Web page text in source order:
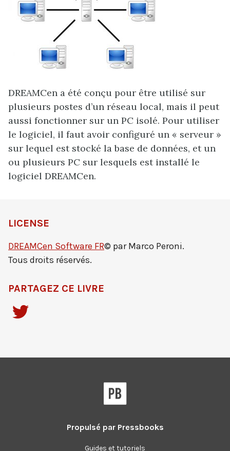
DREAMCen a été conçu pour être utilisé sur
plusieurs postes d’un réseau local, mais il peut
aussi fonctionner sur un PC isolé. Pour utiliser
le logiciel, il faut avoir configuré un « serveur »
sur lequel est stocké la base de données, et un
ou plusieurs PC sur lesquels est installé le
logiciel DREAMCen.
LICENSE
DREAMCen Software FR© par Marco Peroni.
Tous droits réservés.
PARTAGEZ CE LIVRE
Propulsé par Pressbooks
Guides et tutoriels